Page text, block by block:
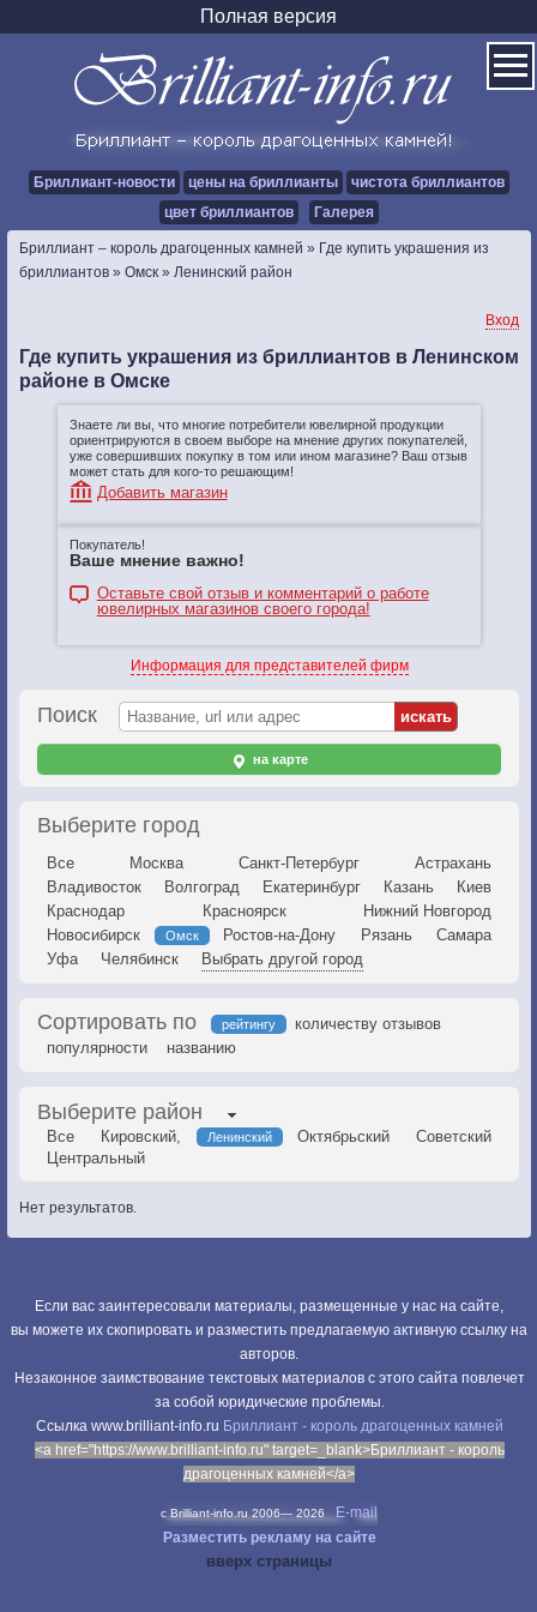
Полная версия
Бриллиант-новости цены на бриллианты
чистота бриллиантов
цвет бриллиантов
Галерея
Бриллиант – король драгоценных камней » Где купить украшения из
бриллиантов » Омск » Ленинский район
Вход
Где купить украшения из бриллиантов в Ленинском
районе в Омске
Знаете ли вы, что многие потребители ювелирной продукции
ориентрируются в своем выборе на мнение других покупателей,
уже совершивших покупку в том или ином магазине? Ваш отзыв
может стать для кого-то решающим!
Добавить магазин
Покупатель!
Ваше мнение важно!
Оставьте свой отзыв и комментарий о работе
ювелирных магазинов своего города!
Информация для представителей фирм
Поиск
на карте
Выберите город
Все Москва Санкт-Петербург
Астрахань
Владивосток
Волгоград Екатеринбург Казань
Киев
Краснодар
Красноярск
Нижний Новгород
Новосибирск
Омск Ростов-на-Дону Рязань
Самара
Уфа
Челябинск Выбрать другой город
Сортировать по рейтингу
количеству отзывов
популярности
названию
Выберите район
Все Кировский, Ленинский Октябрьский
Советский
Центральный
Нет результатов.
Если вас заинтересовали материалы, размещенные у нас на сайте,
вы можете их скопировать и разместить предлагаемую активную ссылку на
авторов.
Незаконное заимствование текстовых материалов с этого сайта повлечет
за собой юридические проблемы.
Cсылка www.brilliant-info.ru Бриллиант - король драгоценных камней
<a href="https://www.brilliant-info.ru" target=_blank>Бриллиант - король
драгоценных камней</a>
c Brilliant-info.ru 2006— 2026 E-mail
Разместить рекламу на сайте
вверх страницы